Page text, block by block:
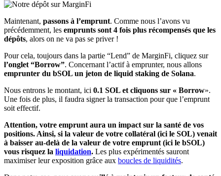
Maintenant, passons à l’emprunt. Comme nous l’avons vu
précédemment, les emprunts sont 4 fois plus récompensés que les
dépôts, alors on ne va pas se priver !
Pour cela, toujours dans la partie “Lend” de MarginFi, cliquez sur
l’onglet “Borrow”. Concernant l’actif à emprunter, nous allons
emprunter du bSOL un jeton de liquid staking de Solana.
Nous entrons le montant, ici 0.1 SOL et cliquons sur « Borrow».
Une fois de plus, il faudra signer la transaction pour que l’emprunt
soit effectif.
Attention, votre emprunt aura un impact sur la santé de vos
positions. Ainsi, si la valeur de votre collatéral (ici le SOL) venait
à baisser au-delà de la valeur de votre emprunt (ici le bSOL)
vous risquez la liquidation. Les plus expérimentés sauront
maximiser leur exposition grâce aux boucles de liquidités.